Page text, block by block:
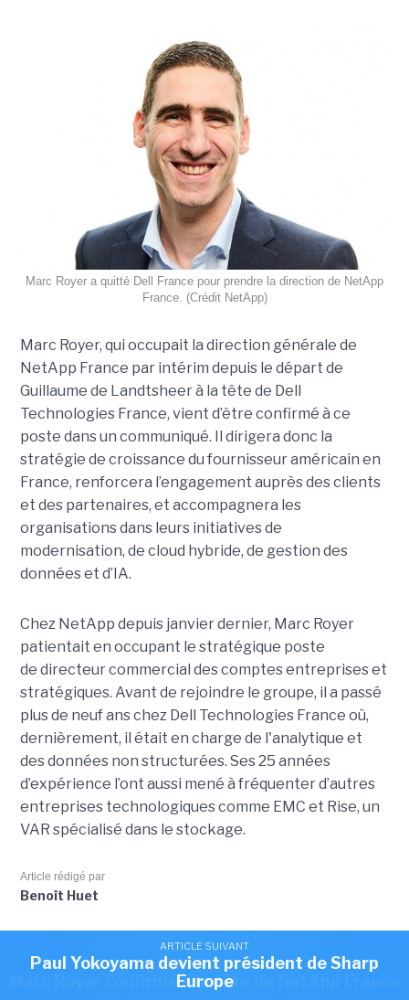
ARTICLE SUIVANT
Romain Passilly prend la direction de Visma
France
ARTICLE SUIVANT
Marc Royer confirmé à la tête de NetApp France
Marc Royer a quitté Dell France pour prendre la direction de NetApp
France. (Crédit NetApp)
Marc Royer, qui occupait la direction générale de
NetApp France par intérim depuis le départ de
Guillaume de Landtsheer à la tête de Dell
Technologies France, vient d’être confirmé à ce
poste dans un communiqué. Il dirigera donc la
stratégie de croissance du fournisseur américain en
France, renforcera l’engagement auprès des clients
et des partenaires, et accompagnera les
organisations dans leurs initiatives de
modernisation, de cloud hybride, de gestion des
données et d’IA.
Chez NetApp depuis janvier dernier, Marc Royer
patientait en occupant le stratégique poste
de directeur commercial des comptes entreprises et
stratégiques. Avant de rejoindre le groupe, il a passé
plus de neuf ans chez Dell Technologies France où,
dernièrement, il était en charge de l'analytique et
des données non structurées. Ses 25 années
d’expérience l’ont aussi mené à fréquenter d’autres
entreprises technologiques comme EMC et Rise, un
VAR spécialisé dans le stockage.
Article rédigé par
Benoît Huet
Cet article vous a plu?Partagez le !
ARTICLE SUIVANT
Paul Yokoyama devient président de Sharp
Europe